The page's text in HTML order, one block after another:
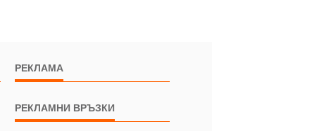
РЕКЛАМА
РЕКЛАМНИ ВРЪЗКИ